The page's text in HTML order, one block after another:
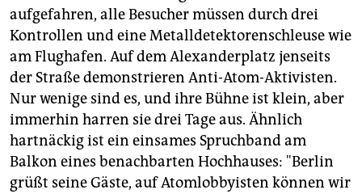
aufgefahren, alle Besucher müssen durch drei
Kontrollen und eine Metalldetektorenschleuse wie
am Flughafen. Auf dem Alexanderplatz jenseits
der Straße demonstrieren Anti-Atom-Aktivisten.
Nur wenige sind es, und ihre Bühne ist klein, aber
immerhin harren sie drei Tage aus. Ähnlich
hartnäckig ist ein einsames Spruchband am
Balkon eines benachbarten Hochhauses: "Berlin
grüßt seine Gäste, auf Atomlobbyisten können wir